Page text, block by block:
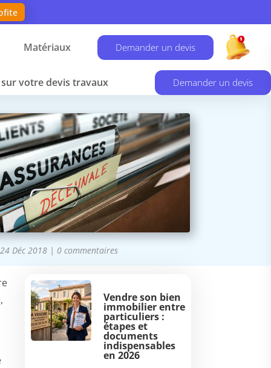
Matériaux Demander un devis
sur votre devis travaux Demander un devis
24 Déc 2018| 0 commentaires
Vendre son bien
immobilier entre
particuliers :
étapes et
documents
indispensables
en 2026